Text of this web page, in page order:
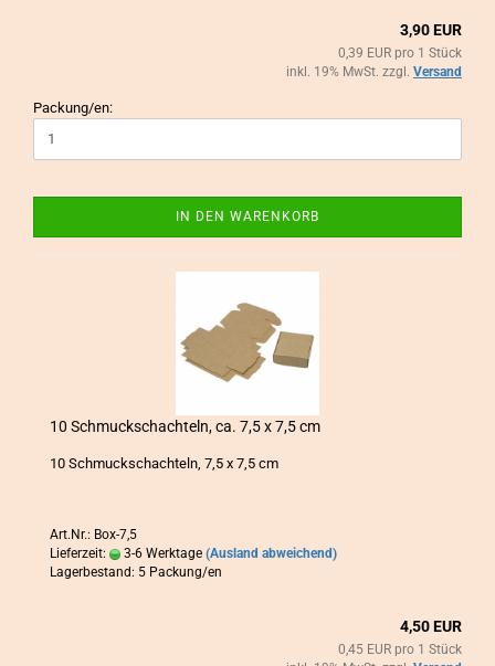
3,90 EUR
0,39 EUR pro 1 Stück
inkl. 19% MwSt. zzgl. Versand
Packung/en:
IN DEN WARENKORB
10 Schmuck­schach­teln, ca. 7,5 x 7,5 cm
10 Schmuck­schach­teln, 7,5 x 7,5 cm
Art.Nr.: Box-7,5
Lieferzeit:
3-6 Werktage (Ausland abweichend)
Lagerbestand: 5 Packung/en
4,50 EUR
0,45 EUR pro 1 Stück